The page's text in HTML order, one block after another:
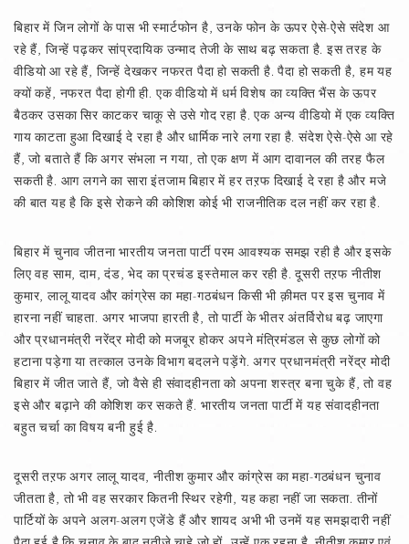
बिहार में जिन लोगों के पास भी स्मार्टफोन है, उनके फोन के ऊपर ऐसे-ऐसे संदेश आ
रहे हैं, जिन्हें पढ़कर सांप्रदायिक उन्माद तेजी के साथ बढ़ सकता है. इस तरह के
वीडियो आ रहे हैं, जिन्हें देखकर नफरत पैदा हो सकती है. पैदा हो सकती है, हम यह
क्यों कहें, नफरत पैदा होगी ही. एक वीडियो में धर्म विशेष का व्यक्ति भैंस के ऊपर
बैठकर उसका सिर काटकर चाकू से उसे गोद रहा है. एक अन्य वीडियो में एक व्यक्ति
गाय काटता हुआ दिखाई दे रहा है और धार्मिक नारे लगा रहा है. संदेश ऐसे-ऐसे आ रहे
हैं, जो बताते हैं कि अगर संभला न गया, तो एक क्षण में आग दावानल की तरह फैल
सकती है. आग लगने का सारा इंतजाम बिहार में हर तऱफ दिखाई दे रहा है और मजे
की बात यह है कि इसे रोकने की कोशिश कोई भी राजनीतिक दल नहीं कर रहा है.
बिहार में चुनाव जीतना भारतीय जनता पार्टी परम आवश्यक समझ रही है और इसके
लिए वह साम, दाम, दंड, भेद का प्रचंड इस्तेमाल कर रही है. दूसरी तऱफ नीतीश
कुमार, लालू यादव और कांग्रेस का महा-गठबंधन किसी भी क़ीमत पर इस चुनाव में
हारना नहीं चाहता. अगर भाजपा हारती है, तो पार्टी के भीतर अंतर्विरोध बढ़ जाएगा
और प्रधानमंत्री नरेंद्र मोदी को मजबूर होकर अपने मंत्रिमंडल से कुछ लोगों को
हटाना पड़ेगा या तत्काल उनके विभाग बदलने पड़ेंगे. अगर प्रधानमंत्री नरेंद्र मोदी
बिहार में जीत जाते हैं, जो वैसे ही संवादहीनता को अपना शस्त्र बना चुके हैं, तो वह
इसे और बढ़ाने की कोशिश कर सकते हैं. भारतीय जनता पार्टी में यह संवादहीनता
बहुत चर्चा का विषय बनी हुई है.
दूसरी तऱफ अगर लालू यादव, नीतीश कुमार और कांग्रेस का महा-गठबंधन चुनाव
जीतता है, तो भी वह सरकार कितनी स्थिर रहेगी, यह कहा नहीं जा सकता. तीनों
पार्टियों के अपने अलग-अलग एजेंडे हैं और शायद अभी भी उनमें यह समझदारी नहीं